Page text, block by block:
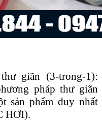
giãn (3-trong-1):
pháp thư giãn
sản phẩm duy nhất
HƠI).